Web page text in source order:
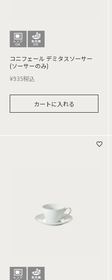
コニフェール デミタスソーサー
(ソーサーのみ)
¥935税込
カートに入れる